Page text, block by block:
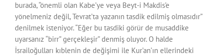
burada, “önemli olan Kabe’ye veya Beyt-i Makdis’e
yönelmeniz değil, Tevrat’ta yazanın tasdik edilmiş olmasıdır”
denilmek isteniyor. “Eğer bu tasdiki görür de musaddike
uyarsanız “birr” gerçekleşir” denmiş oluyor. O halde
İsrailoğulları kıblenin de değişimi ile Kur’an’ın ellerindeki